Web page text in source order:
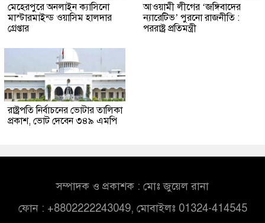
মেহেরপুরে অনলাইন ক্যাসিনো
মাস্টারমাইন্ড ওয়াসিম হালদার
গ্রেপ্তার
আওয়ামী লীগের ‘জঙ্গিবাদের
ন্যারেটিভ’ পুরনো রাজনীতি :
পররাষ্ট্র প্রতিমন্ত্রী
রাষ্ট্রপতি নির্বাচনের ভোটার তালিকা
প্রকাশ, ভোট দেবেন ৩৪৯ এমপি
সম্পাদক ও প্রকাশক : মোঃ জুয়েল রানা
ফোন : +8802222243049, মোবাইলঃ 01324-414545